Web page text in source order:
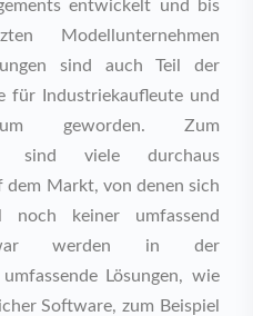
entwickelt und bis
Modellunternehmen
sind auch Teil der
für Industriekaufleute und
geworden. Zum
sind viele durchaus
dem Markt, von denen sich
keiner umfassend
werden in der
Lösungen, wie
Software, zum Beispiel